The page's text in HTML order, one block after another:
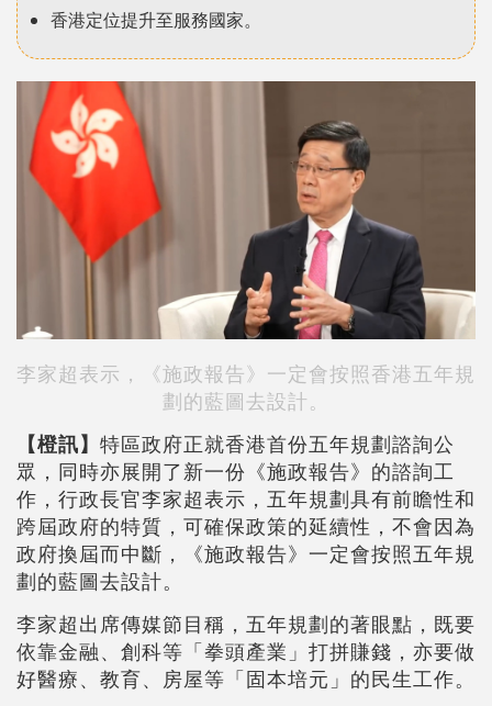
香港定位提升至服務國家。
李家超表示，《施政報告》一定會按照香港五年規
劃的藍圖去設計。
【橙訊】 特區政府正就香港首份五年規劃諮詢公
眾，同時亦展開了新一份《施政報告》的諮詢工
作，行政長官李家超表示，五年規劃具有前瞻性和
跨屆政府的特質，可確保政策的延續性，不會因為
政府換屆而中斷，《施政報告》一定會按照五年規
劃的藍圖去設計。
李家超出席傳媒節目稱，五年規劃的著眼點，既要
依靠金融、創科等「拳頭產業」打拼賺錢，亦要做
好醫療、教育、房屋等「固本培元」的民生工作。